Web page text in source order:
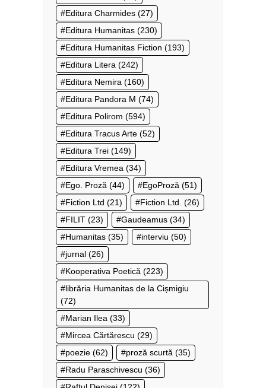
Editura Charmides (27)
Editura Humanitas (230)
Editura Humanitas Fiction (193)
Editura Litera (242)
Editura Nemira (160)
Editura Pandora M (74)
Editura Polirom (594)
Editura Tracus Arte (52)
Editura Trei (149)
Editura Vremea (34)
Ego. Proză (44) EgoProză (51)
Fiction Ltd (21) Fiction Ltd. (26)
FILIT (23) Gaudeamus (34)
Humanitas (35) interviu (50)
jurnal (26)
Kooperativa Poetică (223)
librăria Humanitas de la Cișmigiu
(72)
Marian Ilea (33)
Mircea Cărtărescu (29)
poezie (62) proză scurtă (35)
Radu Paraschivescu (36)